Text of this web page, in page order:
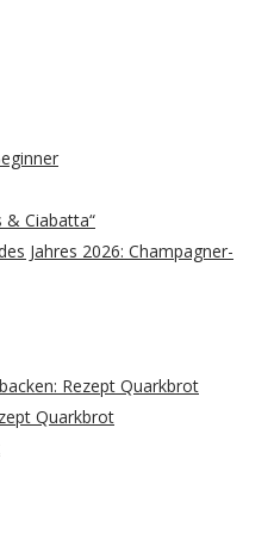
& Ciabatta“
Jahres 2026: Champagner-
Rezept Quarkbrot
Quarkbrot